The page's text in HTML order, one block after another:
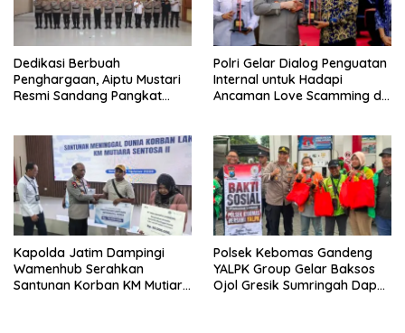
Dedikasi Berbuah
Penghargaan, Aiptu Mustari
Resmi Sandang Pangkat
Polri Gelar Dialog Penguatan
Internal untuk Hadapi
Ancaman Love Scamming di
Kapolda Jatim Dampingi
Wamenhub Serahkan
Santunan Korban KM Mutiara
Polsek Kebomas Gandeng
YALPK Group Gelar Baksos
Ojol Gresik Sumringah Dapat